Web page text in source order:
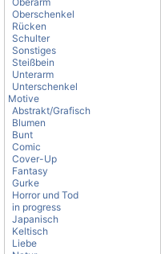
Oberschenkel
Rücken
Schulter
Sonstiges
Steißbein
Unterarm
Unterschenkel
Motive
Abstrakt/Grafisch
Blumen
Bunt
Comic
Cover-Up
Fantasy
Gurke
Horror und Tod
in progress
Japanisch
Keltisch
Liebe